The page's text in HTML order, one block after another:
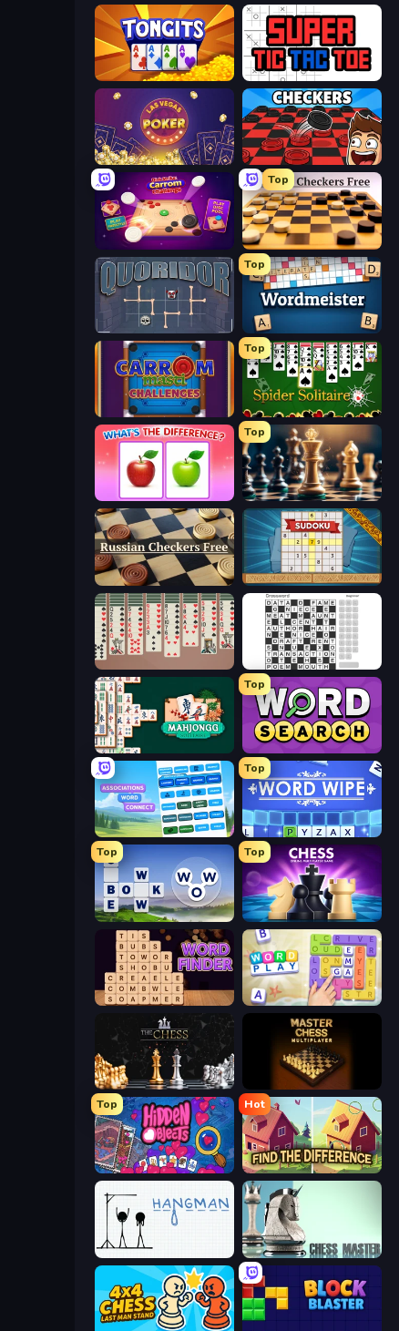
Tongits Super Tic Tac Toe
Las Vegas Poker Checkers & Draughts Multiplayer
Top
English Checkers Free
Quoridor Online
Top
Wordmeister
Top
Spider Solitaire
What's The Difference?
Top
Chess Free
Russian Checkers Free Sudoku Online
Spider Solitaire 2 Suits Crossword
Mahjongg Solitaire
Top
Daily Word Search
Associations - Word Connect
Top
Word Wipe
Top
Words of Wonders
Top
Chess Online Multiplayer
Word Finder Word Play
The Chess Master Chess
Top
Hidden Objects
Hot
Find The Difference
Hangman Chess Master